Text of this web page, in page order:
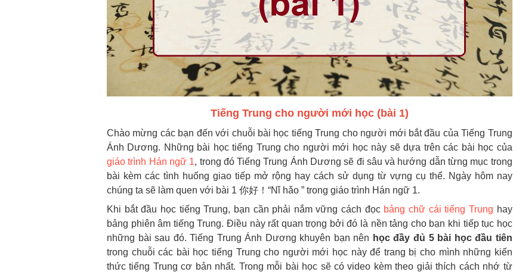
Tiếng Trung cho người mới học (bài 1)
Chào mừng các bạn đến với chuỗi bài học tiếng Trung cho người mới bắt đầu của Tiếng Trung
Ánh Dương. Những bài học tiếng Trung cho người mới học này sẽ dựa trên các bài học của
giáo trình Hán ngữ 1, trong đó Tiếng Trung Ánh Dương sẽ đi sâu và hướng dẫn từng mục trong
bài kèm các tình huống giao tiếp mở rộng hay cách sử dụng từ vựng cụ thể. Ngày hôm nay
chúng ta sẽ làm quen với bài 1 你好！“Nǐ hǎo ” trong giáo trình Hán ngữ 1.
Khi bắt đầu học tiếng Trung, bạn cần phải nắm vững cách đọc bảng chữ cái tiếng Trung hay
bảng phiên âm tiếng Trung. Điều này rất quan trọng bởi đó là nền tảng cho bạn khi tiếp tục học
những bài sau đó. Tiếng Trung Ánh Dương khuyên bạn nên học đầy đủ 5 bài học đầu tiên
trong chuỗi các bài học tiếng Trung cho người mới học này để trang bị cho mình những kiến
thức tiếng Trung cơ bản nhất. Trong mỗi bài học sẽ có video kèm theo giải thích cách nhớ từ